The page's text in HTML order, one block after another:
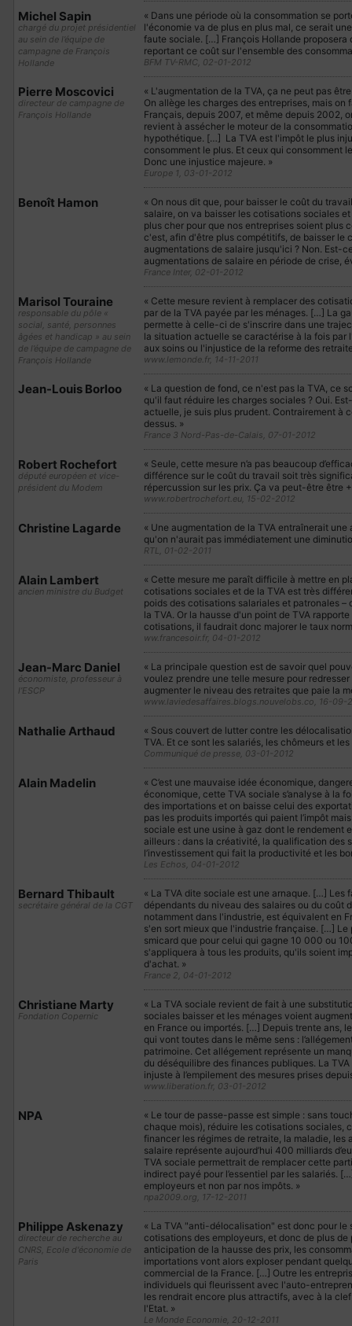
Michel Sapin
chargé du projet présidentiel
au sein de l’équipe de
campagne de François
Hollande
« Dans une période où la consommation se
l'économie va de plus en plus mal, ce serait
faute sociale. […] François Hollande proposera
reportant ce coût sur l'ensemble des
BFM TV-RMC, 02-01-2012
Pierre Moscovici
directeur de campagne de
François Hollande
« L'augmentation de la TVA, ça ne peut pas
On allège les charges des entreprises, mais
Français, depuis 2007, et même depuis 2002,
revient à assécher le moteur de la
hypothétique. […] La TVA est l'impôt le plus
consomment le plus. Et ceux qui consomment
Donc une injustice majeure. »
Europe 1, 03-01-2012
Benoît Hamon
« On nous dit que, pour baisser le coût du
salaire, on va baisser les cotisations sociales
plus cher pour que nos entreprises soient plus
c'est, afin d'être plus compétitifs, de baisser le
augmentations de salaire jusqu'ici ? Non. Est-
augmentations de salaire en période de crise,
France Inter, 02-01-2012
Marisol Touraine
responsable du pôle «
social, santé, personnes
âgées et handicap » au sein
de l’équipe de campagne de
François Hollande
« Cette mesure revient à remplacer des
par de la TVA payée par les ménages. […] La
permette à celle-ci de s'inscrire dans une
la situation actuelle se caractérise à la fois
aux soins ou l'injustice de la reforme des
www.lemonde.fr, 14-11-2011
Jean-Louis Borloo
« La question de fond, ce n'est pas la TVA, ce
qu'il faut réduire les charges sociales ? Oui.
actuelle, je suis plus prudent. Contrairement à
dessus. »
France 3 Nord-Pas-de-Calais, 07-01-2012
Robert Rochefort
député européen et vice-
président du Modem
« Seule, cette mesure n’a pas beaucoup
différence sur le coût du travail soit très
répercussion sur les prix. Ça va peut-être être
www.robertrochefort.eu, 15-02-2012
Christine Lagarde
« Une augmentation de la TVA entraînerait
qu'on n'aurait pas immédiatement une
RTL, 01-02-2011
Alain Lambert
ancien ministre du Budget
« Cette mesure me paraît difficile à mettre en
cotisations sociales et de la TVA est très
poids des cotisations salariales et patronales
la TVA. Or la hausse d'un point de TVA
cotisations, il faudrait donc majorer le taux
ww.francesoir.fr, 04-01-2012
Jean-Marc Daniel
économiste, professeur à
l’ESCP
« La principale question est de savoir quel
voulez prendre une telle mesure pour
augmenter le niveau des retraites que paie la
www.laviedesaffaires.blogs.nouvelobs.co, 16-09-
Nathalie Arthaud
« Sous couvert de lutter contre les
TVA. Et ce sont les salariés, les chômeurs et
Communiqué de presse, 03-01-2012
Alain Madelin
« C’est une mauvaise idée économique,
économique, cette TVA sociale s’analyse à la
des importations et on baisse celui des
pas les produits importés qui paient l’impôt
sociale est une usine à gaz dont le
ailleurs : dans la créativité, la qualification des
l’investissement qui fait la productivité et les
Les Echos, 04-01-2012
Bernard Thibault
secrétaire général de la CGT
« La TVA dite sociale est une arnaque. […]
dépendants du niveau des salaires ou du
notamment dans l'industrie, est équivalent en
s'en sort mieux que l'industrie française. […]
smicard que pour celui qui gagne 10 000 ou
s'appliquera à tous les produits, qu'ils soient
d'achat. »
France 2, 04-01-2012
Christiane Marty
Fondation Copernic
« La TVA sociale revient de fait à une
sociales baisser et les ménages voient
en France ou importés. […] Depuis trente ans,
qui vont toutes dans le même sens :
patrimoine. Cet allégement représente un
du déséquilibre des finances publiques. La
injuste à l’empilement des mesures prises
www.liberation.fr, 03-01-2012
NPA
« Le tour de passe-passe est simple : sans
chaque mois), réduire les cotisations sociales,
financer les régimes de retraite, la maladie,
salaire représente aujourd’hui 400 milliards
TVA sociale permettrait de remplacer cette
indirect payé pour l’essentiel par les salariés.
employeurs et non par nos impôts. »
npa2009.org, 17-12-2011
Philippe Askenazy
directeur de recherche au
CNRS, Ecole d'économie de
Paris
« La TVA "anti-délocalisation" est donc pour
cotisations des employeurs, et donc de plus
anticipation de la hausse des prix, les
importations vont alors exploser pendant
commercial de la France. […] Outre les
individuels qui fleurissent avec l'auto-
les rendrait encore plus attractifs, avec à la
l'Etat. »
Le Monde Economie, 20-12-2011